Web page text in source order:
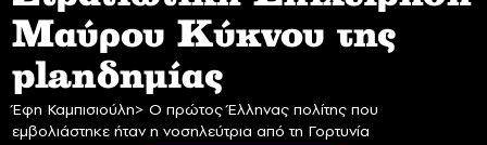
Mαύρου Κύκνου της
planδημίας
Έφη Καμπισιούλη> Ο πρώτος Έλληνας πολίτης που
εμβολιάστηκε ήταν η νοσηλεύτρια από τη Γορτυνία